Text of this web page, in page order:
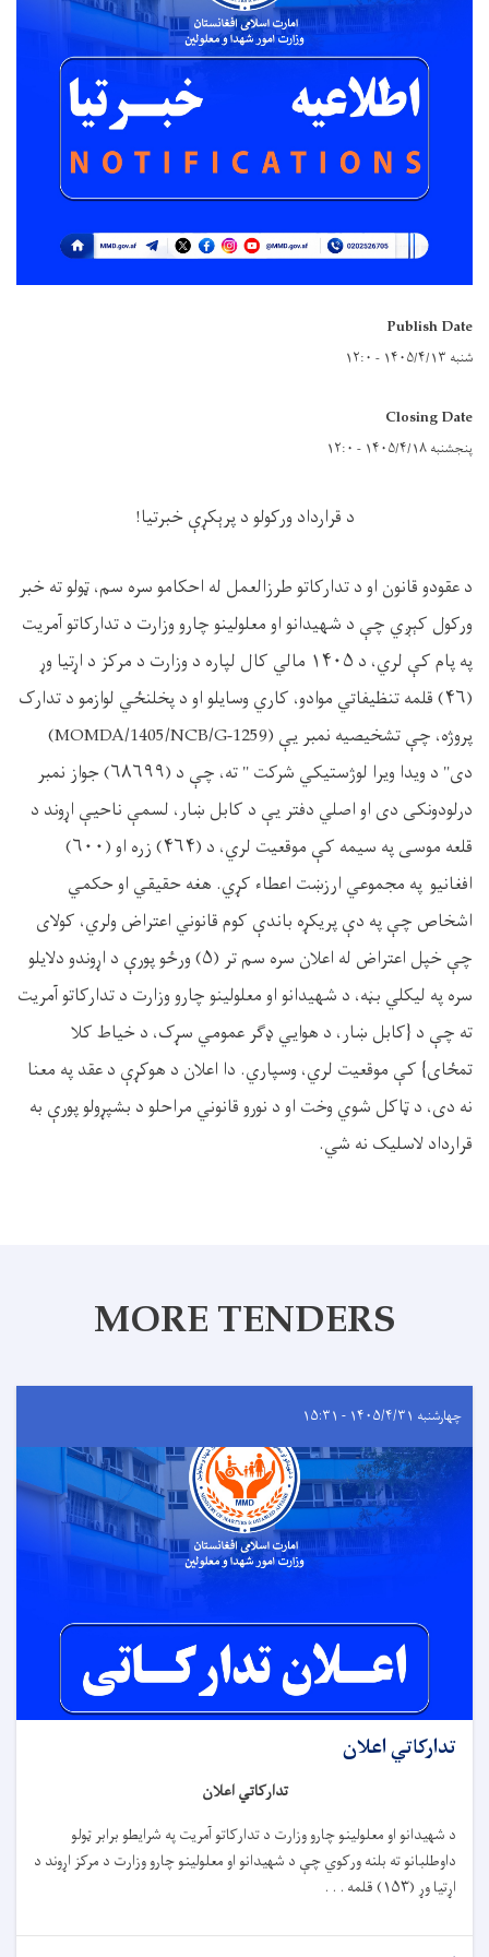
Publish Date
شنبه ۱۴۰۵/۴/۱۳ - ۱۲:۰
Closing Date
پنجشنبه ۱۴۰۵/۴/۱۸ - ۱۲:۰
د قرارداد ورکولو د پرېکړې خبرتیا!
د عقودو قانون او د تدارکاتو طرزالعمل له احکامو سره سم، ټولو ته خبر
ورکول کېږي چې د شهیدانو او معلولینو چارو وزارت د تدارکاتو آمریت
په پام کې لري، د ۱۴۰۵ مالي کال لپاره د وزارت د مرکز د اړتیا وړ
(۴۶) قلمه تنظیفاتي موادو، کاري وسایلو او د پخلنځي لوازمو د تدارک
پروژه، چې تشخیصیه نمبر یې (MOMDA/1405/NCB/G-1259
)
دی" د ویدا ویرا لوژستیکي شرکت " ته، چې د (۶۸۶۹۹) جواز نمبر
درلودونکی دی او اصلي دفتر یې د کابل ښار، لسمې ناحیې اړوند د
قلعه موسی په سیمه کې موقعیت لري، د (۴۶۴) زره او (۶۰۰)
افغانیو په مجموعي ارزښت اعطاء کړي. هغه حقیقي او حکمي
اشخاص چې په دې پریکړه باندې کوم قانوني اعتراض ولري، کولای
چې خپل اعتراض له اعلان سره سم تر (۵) ورځو پورې د اړوندو دلایلو
سره په لیکلي بڼه، د شهیدانو او معلولینو چارو وزارت د تدارکاتو آمریت
ته چې د {کابل ښار، د هوايي ډګر عمومي سړک، د خیاط کلا
تمځای} کې موقعیت لري، وسپاري. دا اعلان د هوکړې د عقد په معنا
نه دی، د ټاکل شوي وخت او د نورو قانوني مراحلو د بشپړولو پورې به
قرارداد لاسلیک نه شي.
MORE TENDERS
چهارشنبه ۱۴۰۵/۴/۳۱ - ۱۵:۳۱
تدارکاتي اعلان
تدارکاتي اعلان
د شهیدانو او معلولینو چارو وزارت د تدارکاتو آمریت په شرایطو برابر ټولو
داوطلبانو ته بلنه ورکوي چې د شهیدانو او معلولینو چارو وزارت د مرکز اړوند د
اړتیا وړ (۱۵۳) قلمه . . .